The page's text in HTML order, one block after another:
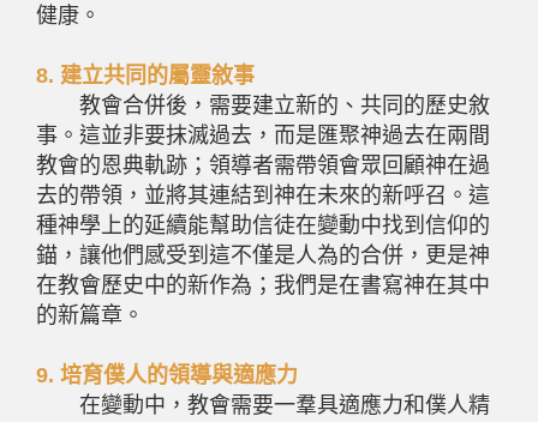
健康。
8. 建立共同的屬靈敘事
教會合併後，需要建立新的、共同的歷史敘
事。這並非要抹滅過去，而是匯聚神過去在兩間
教會的恩典軌跡；領導者需帶領會眾回顧神在過
去的帶領，並將其連結到神在未來的新呼召。這
種神學上的延續能幫助信徒在變動中找到信仰的
錨，讓他們感受到這不僅是人為的合併，更是神
在教會歷史中的新作為；我們是在書寫神在其中
的新篇章。
9. 培育僕人的領導與適應力
在變動中，教會需要一羣具適應力和僕人精